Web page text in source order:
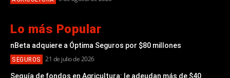
Lo más Popular
nBeta adquiere a Óptima Seguros por $80 millones
SEGUROS 21 de julio de 2026
Sequía de fondos en Agricultura: le adeudan más de $40